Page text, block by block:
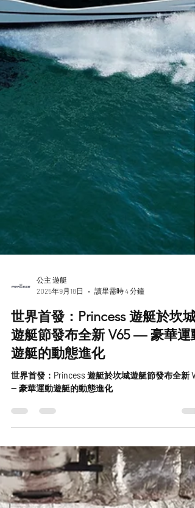
2025年9月18日
讀畢需時 4 分鐘
世界首發：Princess 遊艇於坎城
遊艇節發布全新 V65 — 豪華運
遊艇的動態進化
— 豪華運動遊艇的動態進化